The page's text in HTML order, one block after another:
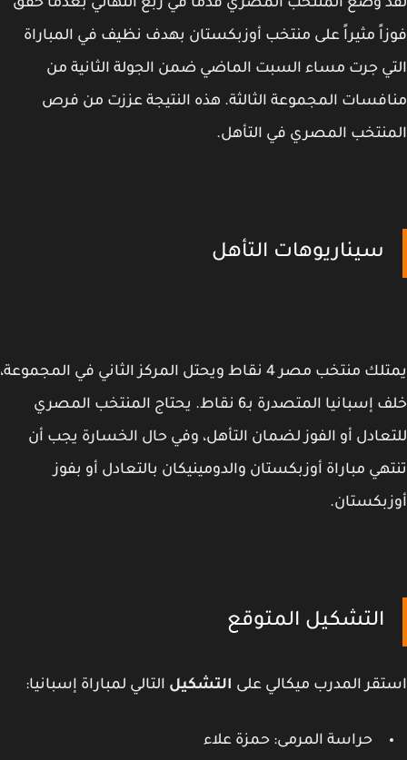
وضع المنتخب المصري قدماً في ربع النهائي بعدما حقق
مثيراً على منتخب أوزبكستان بهدف نظيف في المباراة
جرت مساء السبت الماضي ضمن الجولة الثانية من
المجموعة الثالثة. هذه النتيجة عززت من فرص
المصري في التأهل.
سيناريوهات التأهل
يمتلك منتخب مصر 4 نقاط ويحتل المركز الثاني في المجموعة،
خلف إسبانيا المتصدرة بـ6 نقاط. يحتاج المنتخب المصري
أو الفوز لضمان التأهل، وفي حال الخسارة يجب أن
مباراة أوزبكستان والدومينيكان بالتعادل أو بفوز
التشكيل المتوقع
المدرب ميكالي علىالتشكيلالتالي لمباراة إسبانيا:
حراسة المرمى: حمزة علاء